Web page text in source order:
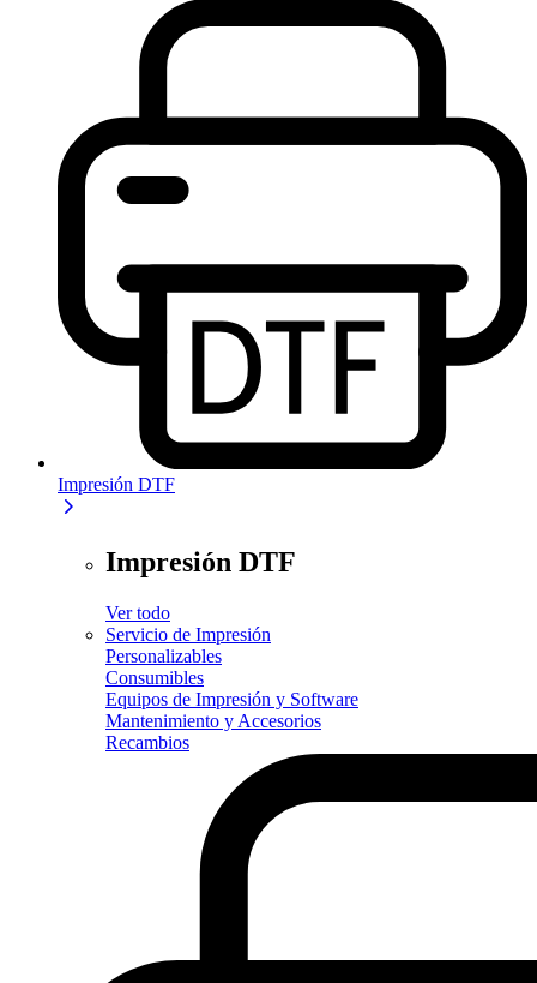
Impresión DTF
Impresión DTF
Ver todo
Servicio de Impresión
Personalizables
Consumibles
Equipos de Impresión y Software
Mantenimiento y Accesorios
Recambios